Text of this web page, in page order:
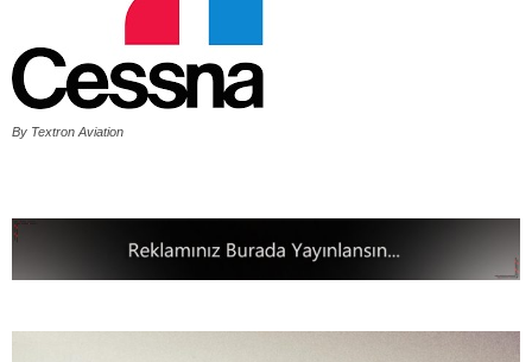
By Textron Aviation